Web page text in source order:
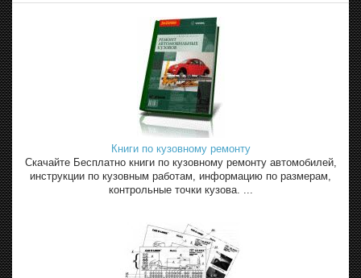
Книги по кузовному ремонту
Скачайте Бесплатно книги по кузовному ремонту автомобилей,
инструкции по кузовным работам, информацию по размерам,
контрольные точки кузова. ...